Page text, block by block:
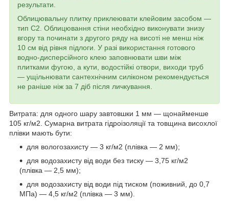
результати.
Облицювальну плитку приклеювати клейовим засобом —
тип С2. Облицювання стіни необхідно виконувати знизу
вгору та починати з другого ряду на висоті не менш ніж
10 см від рівня підлоги. У разі використання готового
водно-дисперсійного клею заповнювати шви між
плитками фугою, а кути, водостійкі отвори, виходи труб
— ущільнювати сантехнічним силіконом рекомендується
не раніше ніж за 7 діб після личкування.
Витрата: для одного шару завтовшки 1 мм — щонайменше
105 кг/м2. Сумарна витрата гідроізоляції та товщина висохлої
плівки мають бути:
для вологозахисту — 3 кг/м2 (плівка — 2 мм);
для водозахисту від води без тиску — 3,75 кг/м2
(плівка — 2,5 мм);
для водозахисту від води під тиском (поживний, до 0,7
МПа) — 4,5 кг/м2 (плівка — 3 мм).